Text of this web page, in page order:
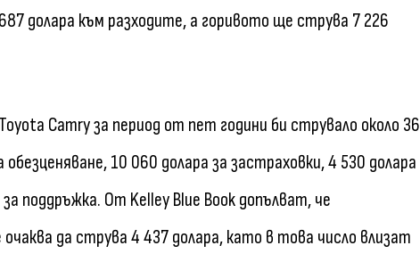
долара към разходите, а горивото ще струва 7 226
Camry за период от пет години би струвало около 36
10 060 долара за застраховки, 4 530 долара
поддръжка. От Kelley Blue Book допълват, че
да струва 4 437 долара, като в това число влизат